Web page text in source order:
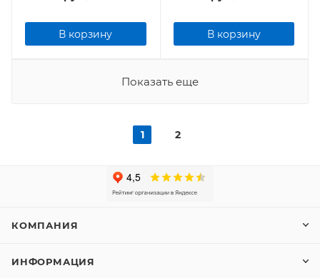
В корзину В корзину
Показать еще
1 2
КОМПАНИЯ
ИНФОРМАЦИЯ